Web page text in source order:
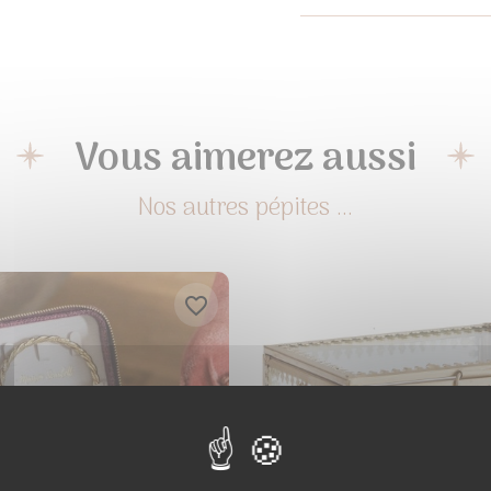
Vous aimerez aussi
favorite_border